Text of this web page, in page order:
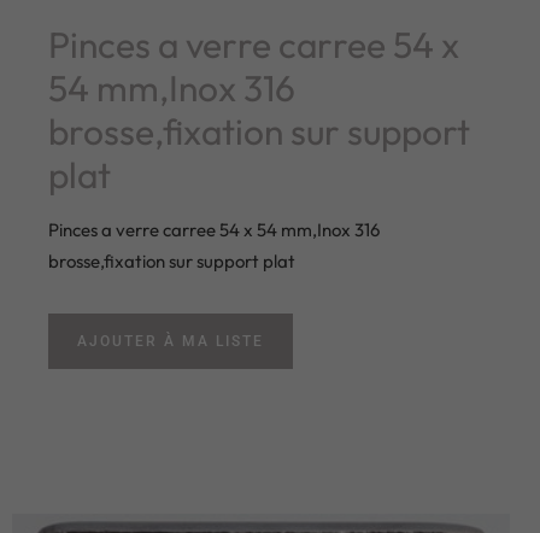
Pinces a verre carree 54 x
54 mm,Inox 316
brosse,fixation sur support
plat
Pinces a verre carree 54 x 54 mm,Inox 316
brosse,fixation sur support plat
AJOUTER À MA LISTE